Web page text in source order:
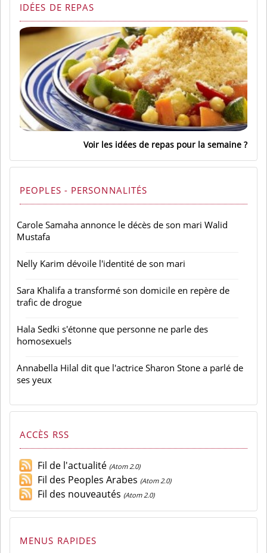
IDÉES DE REPAS
Voir les idées de repas pour la semaine
PEOPLES - PERSONNALITÉS
Carole Samaha annonce le décès de son mari Walid
Mustafa
Nelly Karim dévoile l'identité de son mari
Sara Khalifa a transformé son domicile en repère de
trafic de drogue
Hala Sedki s'étonne que personne ne parle des
homosexuels
Annabella Hilal dit que l'actrice Sharon Stone a parlé de
ses yeux
ACCÈS RSS
Fil de l'actualité (Atom 2.0)
Fil des Peoples Arabes (Atom 2.0)
Fil des nouveautés (Atom 2.0)
MENUS RAPIDES